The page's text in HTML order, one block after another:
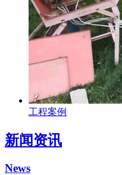
工程案例
新闻资讯
News